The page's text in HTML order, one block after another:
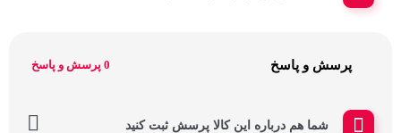
پرسش و پاسخ 0 پرسش و پاسخ
شما هم درباره این کالا پرسش ثبت کنید